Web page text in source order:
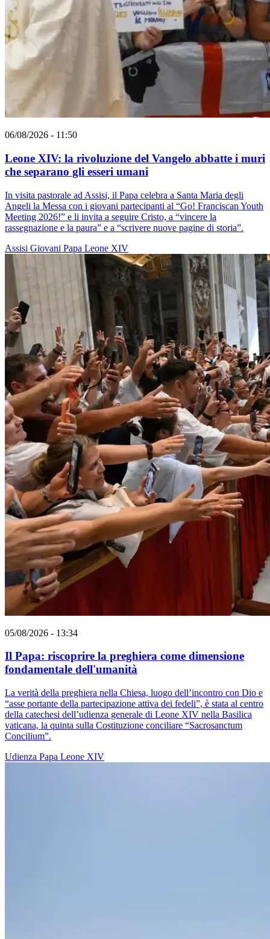
06/08/2026 - 11:50
Leone XIV: la rivoluzione del Vangelo abbatte i muri
che separano gli esseri umani
In visita pastorale ad Assisi, il Papa celebra a Santa Maria degli
Angeli la Messa con i giovani partecipanti al “Go! Franciscan Youth
Meeting 2026!” e li invita a seguire Cristo, a “vincere la
rassegnazione e la paura” e a “scrivere nuove pagine di storia”.
Assisi Giovani Papa Leone XIV
05/08/2026 - 13:34
Il Papa: riscoprire la preghiera come dimensione
fondamentale dell'umanità
La verità della preghiera nella Chiesa, luogo dell’incontro con Dio e
“asse portante della partecipazione attiva dei fedeli”, è stata al centro
della catechesi dell’udienza generale di Leone XIV nella Basilica
vaticana, la quinta sulla Costituzione conciliare “Sacrosanctum
Concilium”.
Udienza Papa Leone XIV